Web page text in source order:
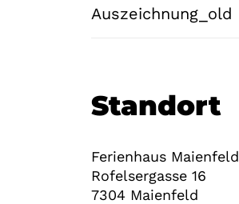
Auszeichnung_old
Standort
Ferienhaus Maienfeld
Rofelsergasse 16
7304 Maienfeld